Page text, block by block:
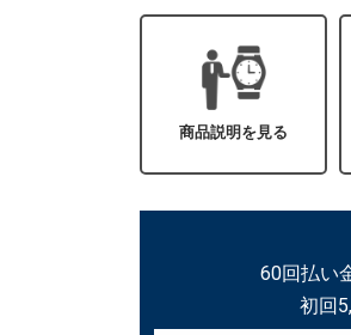
商品説明を見る
60回払い
初回